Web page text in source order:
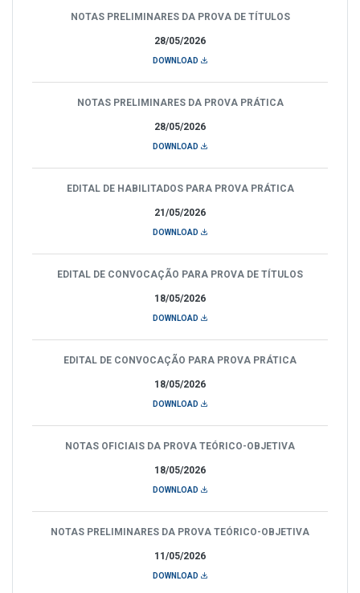
28/05/2026
NOTAS PRELIMINARES DA PROVA DE TÍTULOS
DOWNLOAD
28/05/2026
NOTAS PRELIMINARES DA PROVA PRÁTICA
DOWNLOAD
21/05/2026
EDITAL DE HABILITADOS PARA PROVA PRÁTICA
DOWNLOAD
18/05/2026
EDITAL DE CONVOCAÇÃO PARA PROVA DE TÍTULOS
DOWNLOAD
18/05/2026
EDITAL DE CONVOCAÇÃO PARA PROVA PRÁTICA
DOWNLOAD
18/05/2026
NOTAS OFICIAIS DA PROVA TEÓRICO-OBJETIVA
DOWNLOAD
11/05/2026
NOTAS PRELIMINARES DA PROVA TEÓRICO-OBJETIVA
DOWNLOAD